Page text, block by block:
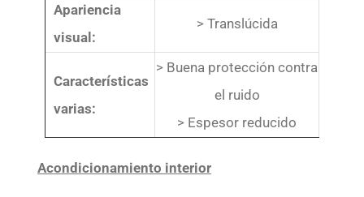
Apariencia
visual:
> Translúcida
Características
varias:
> Buena protección contra
el ruido
> Espesor reducido
Acondicionamiento interior